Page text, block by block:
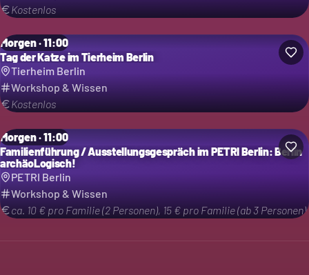
Kostenlos
Morgen · 11:00
Tag der Katze im Tierheim Berlin
Tierheim Berlin
Workshop & Wissen
Kostenlos
Morgen · 11:00
Familienführung / Ausstellungsgespräch im PETRI Berlin: Berlin
archäoLogisch!
PETRI Berlin
Workshop & Wissen
ca. 10 € pro Familie (2 Personen), 15 € pro Familie (ab 3 Personen)